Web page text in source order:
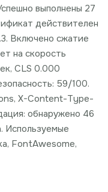
выполнены 27
действителен
Включено сжатие
на скорость
CLS 0.000
59/100.
X-Content-Type-
обнаружено 46
Используемые
FontAwesome,